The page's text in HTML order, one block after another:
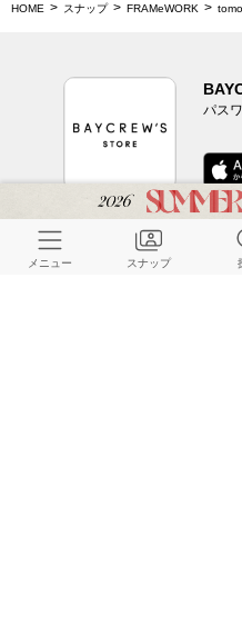
HOME スナップ FRAMeWORK
パス
メニュー スナップ